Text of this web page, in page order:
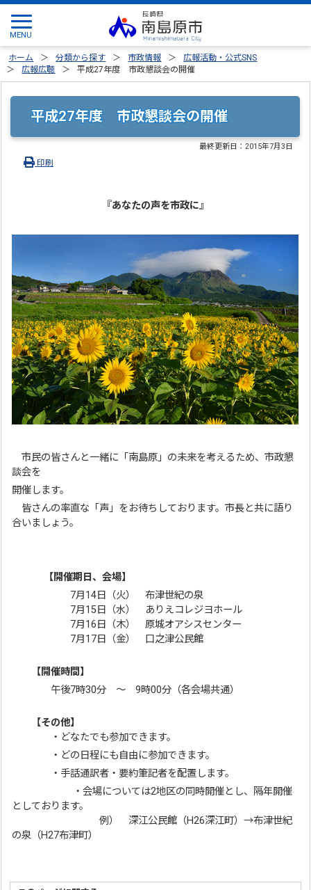
ホーム 分類から探す 市政情報
広報活動・公式SNS
広報広聴
平成27年度 市政懇談会の開催
平成27年度 市政懇談会の開催
最終更新日：2015年7月3日
印刷
『あなたの声を市政に』
市民の皆さんと一緒に「南島原」の未来を考えるため、市政懇
談会を
開催します。
皆さんの率直な「声」をお待ちしております。市長と共に語り
合いましょう。
【開催期日、会場】
7月14日（火） 布津世紀の泉
7月15日（水） ありえコレジヨホール
7月16日（木） 原城オアシスセンター
7月17日（金） 口之津公民館
【開催時間】
午後7時30分 ～ 9時00分（各会場共通）
【その他】
・どなたでも参加できます。
・どの日程にも自由に参加できます。
・手話通訳者・要約筆記者を配置します。
・会場については2地区の同時開催とし、隔年開催
としております。
例） 深江公民館（H26深江町）→布津世紀
の泉（H27布津町）